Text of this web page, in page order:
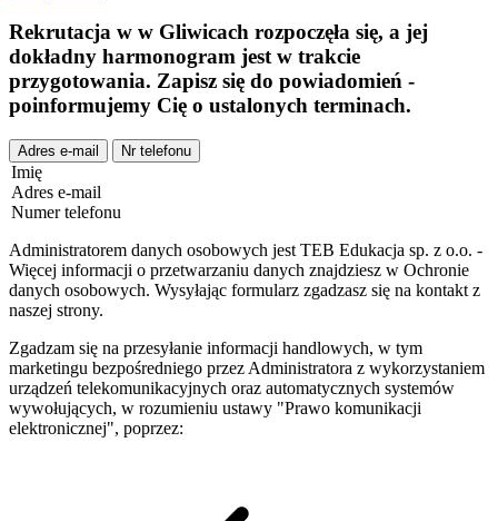
Rekrutacja w w Gliwicach rozpoczęła się, a jej
dokładny harmonogram jest w trakcie
przygotowania. Zapisz się do powiadomień -
poinformujemy Cię o ustalonych terminach.
Adres e-mail Nr telefonu
Imię
Adres e-mail
Numer telefonu
Administratorem danych osobowych jest TEB Edukacja sp. z o.o. -
Więcej informacji o przetwarzaniu danych znajdziesz w Ochronie
danych osobowych. Wysyłając formularz zgadzasz się na kontakt z
naszej strony.
Zgadzam się na przesyłanie informacji handlowych, w tym
marketingu bezpośredniego przez Administratora z wykorzystaniem
urządzeń telekomunikacyjnych oraz automatycznych systemów
wywołujących, w rozumieniu ustawy "Prawo komunikacji
elektronicznej", poprzez: